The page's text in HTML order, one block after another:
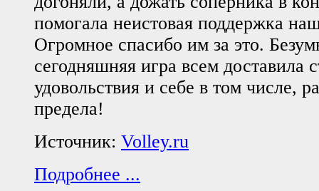
помогала неистовая поддержка
Огромное спасибо им за это.
сегодняшняя игра всем доставила
удовольствия и себе в том числе,
предела!
Источник: Volley.ru
Подробнее ...